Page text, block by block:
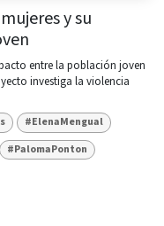
y su
entre la población joven
investiga la violencia
#ElenaMengual
#PalomaPonton